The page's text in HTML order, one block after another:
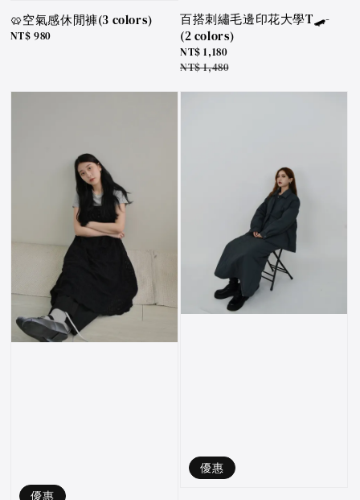
🥨空氣感休閒褲(3 colors)
Regular
NT$ 980
百搭刺繡毛邊印花大學T🛹-
(2 colors)
Sale
price
NT$ 1,180
Regular
NT$ 1,480
優惠
優惠